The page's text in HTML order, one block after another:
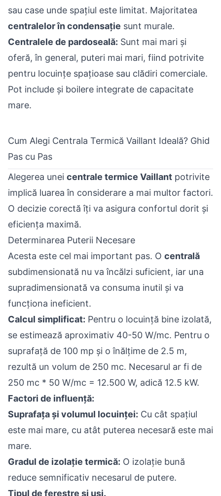
sau case unde spațiul este limitat. Majoritatea
centralelor în condensație sunt murale.
Centralele de pardoseală: Sunt mai mari și
oferă, în general, puteri mai mari, fiind potrivite
pentru locuințe spațioase sau clădiri comerciale.
Pot include și boilere integrate de capacitate
mare.
Cum Alegi Centrala Termică Vaillant Ideală? Ghid
Pas cu Pas
Alegerea unei centrale termice Vaillant potrivite
implică luarea în considerare a mai multor factori.
O decizie corectă îți va asigura confortul dorit și
eficiența maximă.
Determinarea Puterii Necesare
Acesta este cel mai important pas. O centrală
subdimensionată nu va încălzi suficient, iar una
supradimensionată va consuma inutil și va
funcționa ineficient.
Calcul simplificat: Pentru o locuință bine izolată,
se estimează aproximativ 40-50 W/mc. Pentru o
suprafață de 100 mp și o înălțime de 2.5 m,
rezultă un volum de 250 mc. Necesarul ar fi de
250 mc * 50 W/mc = 12.500 W, adică 12.5 kW.
Factori de influență:
Suprafața și volumul locuinței: Cu cât spațiul
este mai mare, cu atât puterea necesară este mai
mare.
Gradul de izolație termică: O izolație bună
reduce semnificativ necesarul de putere.
Tipul de ferestre și uși.